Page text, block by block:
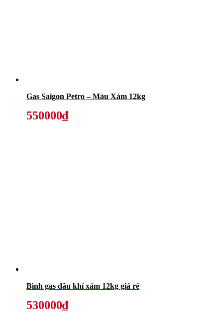
Gas Saigon Petro – Màu Xám 12kg
550000₫
Bình gas dầu khí xám 12kg giá rẻ
530000₫